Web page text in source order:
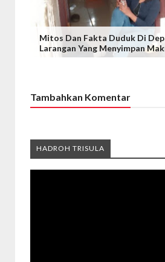
Mitos Dan Fakta Duduk Di
Larangan Yang Menyimpan
Tambahkan Komentar
HADROH TRISULA